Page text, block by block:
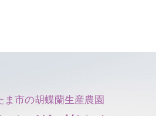
ま市の胡蝶蘭生産農園